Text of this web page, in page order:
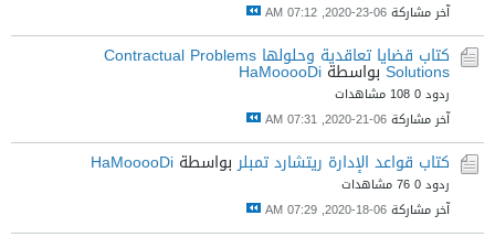
آخر مشاركة06-23-2020, 07:12 AM
كتاب قضايا تعاقدية وحلولها Contractual Problems
Solutions بواسطة HaMooooDi
ردود 0
108 مشاهدات
آخر مشاركة06-21-2020, 07:31 AM
كتاب قواعد الإدارة ريتشارد تمبلر بواسطة HaMooooDi
ردود 0
76 مشاهدات
آخر مشاركة06-18-2020, 07:29 AM